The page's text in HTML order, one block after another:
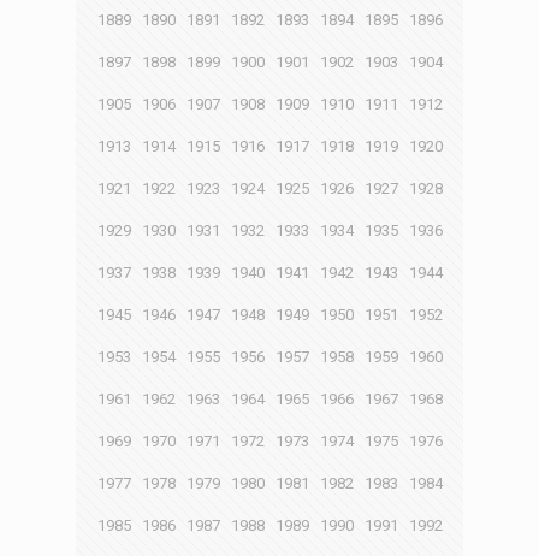
1889 1890 1891 1892 1893 1894 1895 1896
1897 1898 1899 1900 1901 1902 1903 1904
1905 1906 1907 1908 1909 1910 1911 1912
1913 1914 1915 1916 1917 1918 1919 1920
1921 1922 1923 1924 1925 1926 1927 1928
1929 1930 1931 1932 1933 1934 1935 1936
1937 1938 1939 1940 1941 1942 1943 1944
1945 1946 1947 1948 1949 1950 1951 1952
1953 1954 1955 1956 1957 1958 1959 1960
1961 1962 1963 1964 1965 1966 1967 1968
1969 1970 1971 1972 1973 1974 1975 1976
1977 1978 1979 1980 1981 1982 1983 1984
1985 1986 1987 1988 1989 1990 1991 1992